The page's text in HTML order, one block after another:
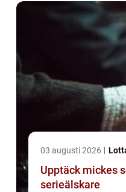
03 augusti 2026
Upptäck mickes
serieälskare